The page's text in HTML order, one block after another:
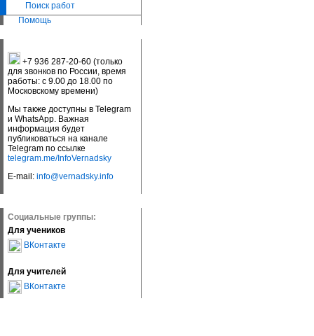
Поиск работ
Помощь
+7 936 287-20-60 (только
для звонков по России, время
работы: с 9.00 до 18.00 по
Московскому времени)
Мы также доступны в Telegram
и WhatsApp. Важная
информация будет
публиковаться на канале
Telegram по ссылке
telegram.me/InfoVernadsky
E-mail: info@vernadsky.info
Социальные группы:
Для учеников
ВКонтакте
Для учителей
ВКонтакте